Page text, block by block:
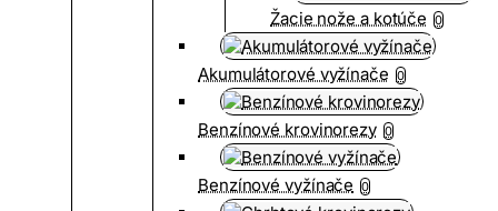
Žacie nože a kotúče 0
Akumulátorové vyžínače 0
Benzínové krovinorezy 0
Benzínové vyžínače 0